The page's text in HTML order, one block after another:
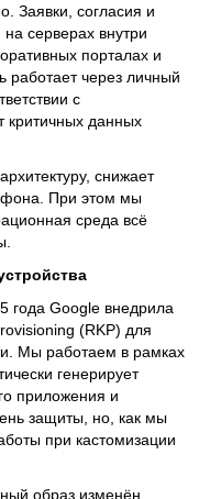
Заявки, согласия и
серверах внутри
порталах и
через личный
с
критичных данных
снижает
При этом мы
среда всё
Google внедрила
(RKP) для
Мы работаем в рамках
генерирует
приложения и
защиты, но, как мы
при кастомизации
образ изменён,